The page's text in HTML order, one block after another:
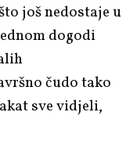
još nedostaje u
dogodi
čudo tako
sve vidjeli,